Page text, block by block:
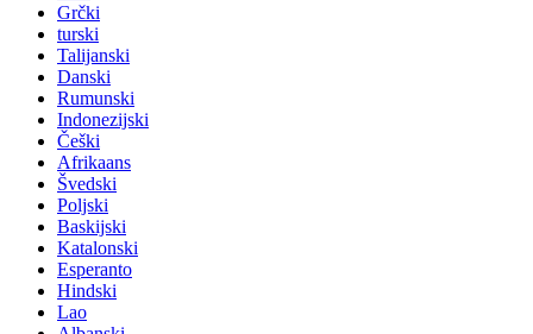
Grčki
turski
Talijanski
Danski
Rumunski
Indonezijski
Češki
Afrikaans
Švedski
Poljski
Baskijski
Katalonski
Esperanto
Hindski
Lao